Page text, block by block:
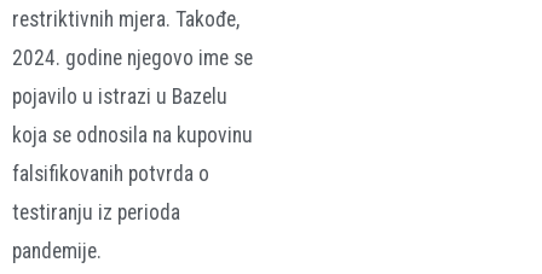
restriktivnih mjera. Takođe,
2024. godine njegovo ime se
pojavilo u istrazi u Bazelu
koja se odnosila na kupovinu
falsifikovanih potvrda o
testiranju iz perioda
pandemije.